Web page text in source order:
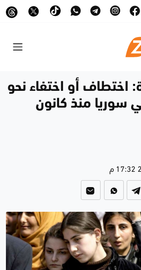
اختطاف أو اختفاء نحو
سوريا منذ كانون